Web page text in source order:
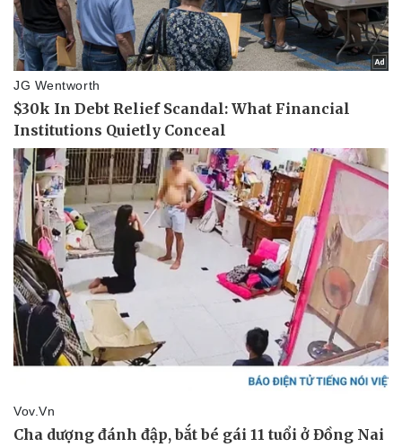
Doanh nghiệp
Thông tin doanh nghiệp
Doanh nghiệp 24h
Doanh nhân
Công nghệ
Tin Công nghệ
Trải nghiệm
Chuyển đổi số